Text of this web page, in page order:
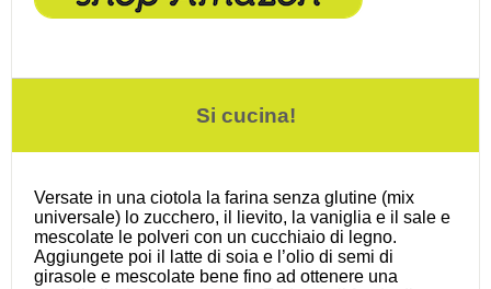
Si cucina!
Versate in una ciotola la farina senza glutine (mix
universale) lo zucchero, il lievito, la vaniglia e il sale e
mescolate le polveri con un cucchiaio di legno.
Aggiungete poi il latte di soia e l’olio di semi di
girasole e mescolate bene fino ad ottenere una